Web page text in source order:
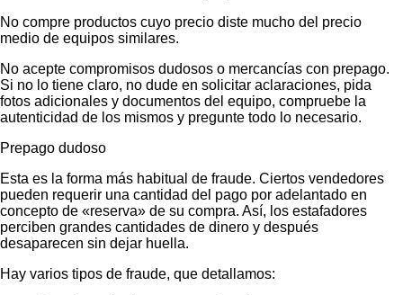
No compre productos cuyo precio diste mucho del precio
medio de equipos similares.
No acepte compromisos dudosos o mercancías con prepago.
Si no lo tiene claro, no dude en solicitar aclaraciones, pida
fotos adicionales y documentos del equipo, compruebe la
autenticidad de los mismos y pregunte todo lo necesario.
Prepago dudoso
Esta es la forma más habitual de fraude. Ciertos vendedores
pueden requerir una cantidad del pago por adelantado en
concepto de «reserva» de su compra. Así, los estafadores
perciben grandes cantidades de dinero y después
desaparecen sin dejar huella.
Hay varios tipos de fraude, que detallamos: